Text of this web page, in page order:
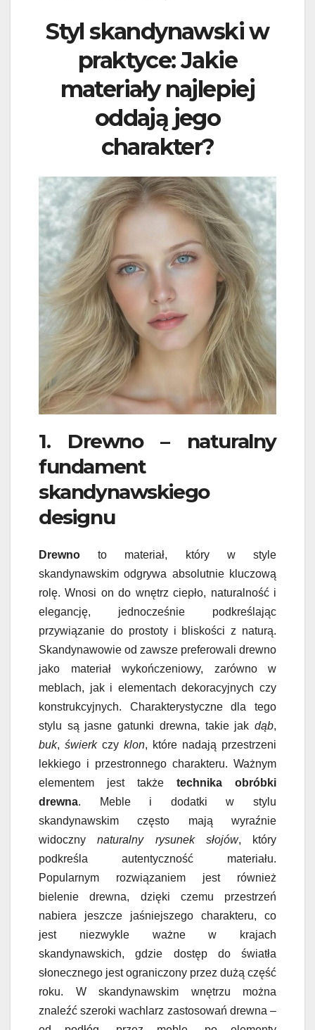
Styl skandynawski w
praktyce: Jakie
materiały najlepiej
oddają jego
charakter?
1. Drewno – naturalny
fundament
skandynawskiego
designu
Drewno to materiał, który w style
skandynawskim odgrywa absolutnie kluczową
rolę. Wnosi on do wnętrz ciepło, naturalność i
elegancję, jednocześnie podkreślając
przywiązanie do prostoty i bliskości z naturą.
Skandynawowie od zawsze preferowali drewno
jako materiał wykończeniowy, zarówno w
meblach, jak i elementach dekoracyjnych czy
konstrukcyjnych. Charakterystyczne dla tego
stylu są jasne gatunki drewna, takie jak dąb,
buk, świerkczy klon, które nadają przestrzeni
lekkiego i przestronnego charakteru. Ważnym
elementem jest także technika obróbki
drewna. Meble i dodatki w stylu
skandynawskim często mają wyraźnie
widocznynaturalny rysunek słojów, który
podkreśla autentyczność materiału.
Popularnym rozwiązaniem jest również
bielenie drewna, dzięki czemu przestrzeń
nabiera jeszcze jaśniejszego charakteru, co
jest niezwykle ważne w krajach
skandynawskich, gdzie dostęp do światła
słonecznego jest ograniczony przez dużą część
roku. W skandynawskim wnętrzu można
znaleźć szeroki wachlarz zastosowań drewna –